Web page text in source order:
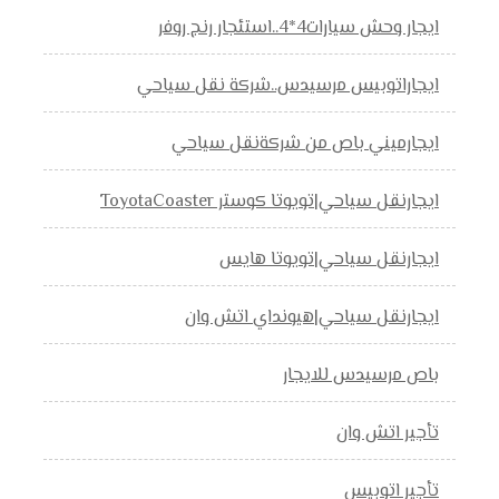
ايجار وحش سيارات4*4..استئجار رنج روفر
ايجاراتوبيس مرسيدس..شركة نقل سياحي
ايجارميني باص من شركةنقل سياحي
ايجارنقل سياحي|تويوتا كوستر ToyotaCoaster
ايجارنقل سياحي|تويوتا هايس
ايجارنقل سياحي|هيونداي اتش وان
باص مرسيدس للايجار
تأجير اتش وان
تأجير اتوبيس